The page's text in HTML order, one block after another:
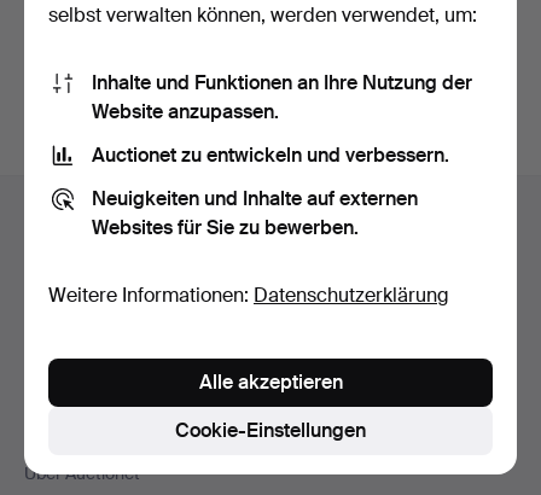
Fußzeilen-
Navigation
Hilfe und Kontakt
Alle Auktionshäuser
Über Auctionet
selbst verwalten können, werden verwendet, um:
Inhalte und Funktionen an Ihre Nutzung der
Website anzupassen.
Auctionet zu entwickeln und verbessern.
Neuigkeiten und Inhalte auf externen
Websites für Sie zu bewerben.
Weitere Informationen: Datenschutzerklärung
Cookie-Einstellungen
Alle akzeptieren